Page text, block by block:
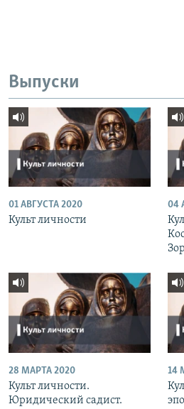
Выпуски
01 АВГУСТА 2020
Культ личности
04
28 МАРТА 2020
Культ личности.
Юридический садист.
14